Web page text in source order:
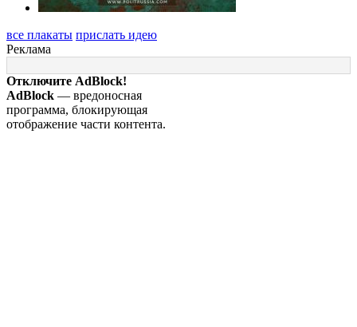
все плакаты прислать идею
Реклама
Отключите AdBlock!
AdBlock — вредоносная
программа, блокирующая
отображение части контента.